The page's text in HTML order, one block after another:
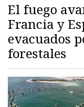
El fuego
Francia y
evacuados
forestales